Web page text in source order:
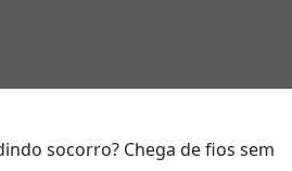
socorro? Chega de fios sem